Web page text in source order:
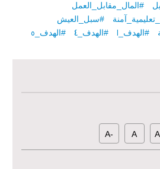
#المال_مقابل_العمل
#سبل_العيش
#الهدف_1 #الهدف_4
#الهدف_5
A
-A
التأهيل في مدينة جسر الشغور – المرحلة
الطبية بشكل عاجل في محافظة دير الزور
استعادة سبل العيش في حلب - المرحلة